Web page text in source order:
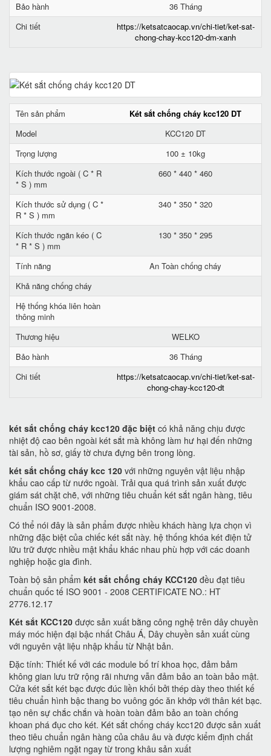
Bảo hành
36 Tháng
Chi tiết
https://ketsatcaocap.vn/chi-tiet/ket-sat-
chong-chay-kcc120-dm-xanh
Tên sản phẩm
Két sắt chống cháy kcc120 DT
Model
KCC120 DT
Trọng lượng
100 ± 10kg
Kích thước ngoài ( C * R
* S ) mm
660 * 440 * 460
Kích thước sử dụng ( C *
R * S ) mm
340 * 350 * 320
Kích thước ngăn kéo ( C
* R * S ) mm
130 * 350 * 295
Tính năng
An Toàn chống cháy
Khả năng chống cháy
Hệ thống khóa liên hoàn
thông minh
Thương hiệu
WELKO
Bảo hành
36 Tháng
Chi tiết
https://ketsatcaocap.vn/chi-tiet/ket-sat-
chong-chay-kcc120-dt
két sắt chống cháy kcc120 đặc biệt có khả năng chịu được
nhiệt độ cao bên ngoài két sắt mà không làm hư hại đến những
tài sản, hồ sơ, giấy tờ chưa đựng bên trong lòng.
két sắt chống cháy kcc 120 với những nguyên vật liệu nhập
khẩu cao cấp từ nước ngoài. Trải qua quá trình sản xuất được
giám sát chặt chẽ, với những tiêu chuẩn két sắt ngân hàng, tiêu
chuẩn ISO 9001-2008.
Có thể nói đây là sản phẩm được nhiều khách hàng lựa chọn vì
những đặc biệt của chiếc két sắt này. hệ thống khóa két điện tử
lữu trữ được nhiều mật khẩu khác nhau phù hợp với các doanh
nghiệp hoặc gia đình.
Toàn bộ sản phẩm két sắt chống cháy KCC120 đều đạt tiêu
chuẩn quốc tế ISO 9001 - 2008 CERTIFICATE NO.: HT
2776.12.17
Két sắt KCC120 được sản xuất bằng công nghệ trên dây chuyền
máy móc hiện đại bậc nhất Châu Á, Dây chuyền sản xuất cùng
với nguyên vật liệu nhập khẩu từ Nhật bản.
Đặc tính: Thiết kế với các module bố trí khoa học, đảm bảm
không gian lưu trữ rộng rãi nhưng vẫn đảm bảo an toàn bảo mật.
Cửa két sắt két bạc được đúc liền khối bởi thép dày theo thiết kế
tiêu chuẩn hình bậc thang bo vuông góc ăn khớp với thân két bạc.
tạo nên sự chắc chắn và hoàn toàn đảm bảo an toàn chống
khoan phá đục cho két. Két sắt chống cháy kcc120 được sản xuất
theo tiêu chuẩn ngân hàng của châu âu và được kiểm định chất
lượng nghiêm ngặt ngay từ trong khâu sản xuất